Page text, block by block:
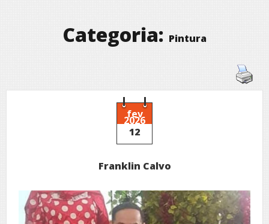
Categoria: Pintura
fev
2026
12
Franklin Calvo